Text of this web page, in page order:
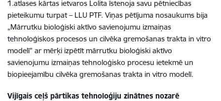
1.atlases kārtas ietvaros Lolita īstenoja savu pētniecības
pieteikumu turpat – LLU PTF. Viņas pētījuma nosaukums bija
„Mārrutku bioloģiski aktīvo savienojumu izmaiņas
tehnoloģiskos procesos un cilvēka gremošanas trakta in vitro
modelī” ar mērķi izpētīt mārrutku bioloģiski aktīvo
savienojumu izmaiņas tehnoloģisko procesu ietekmē un
biopieejamību cilvēka gremošanas trakta in vitro modelī.
Vijīgais ceļš pārtikas tehnoloģiju zinātnes nozarē